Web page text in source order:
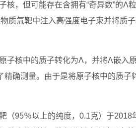
核，但可能存在含拥有“奇异数”的Λ
质氚靶中注入高强度电子束并将质
子核中的质子转化为Λ，并将Λ嵌入
确测量。由于是将原子核中的质
（95％以上的纯度，0.1克）于